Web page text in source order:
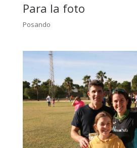
Para la foto
Posando